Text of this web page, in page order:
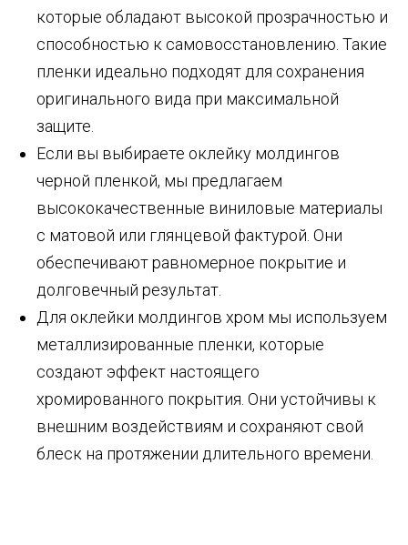
которые обладают высокой прозрачностью и
способностью к самовосстановлению. Такие
пленки идеально подходят для сохранения
оригинального вида при максимальной
защите.
Если вы выбираете оклейку молдингов
черной пленкой, мы предлагаем
высококачественные виниловые материалы
с матовой или глянцевой фактурой. Они
обеспечивают равномерное покрытие и
долговечный результат.
Для оклейки молдингов хром мы используем
металлизированные пленки, которые
создают эффект настоящего
хромированного покрытия. Они устойчивы к
внешним воздействиям и сохраняют свой
блеск на протяжении длительного времени.